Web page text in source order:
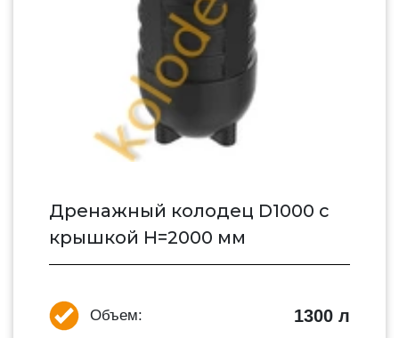
Дренажный колодец D1000 с
крышкой H=2000 мм
Объем: 1300 л